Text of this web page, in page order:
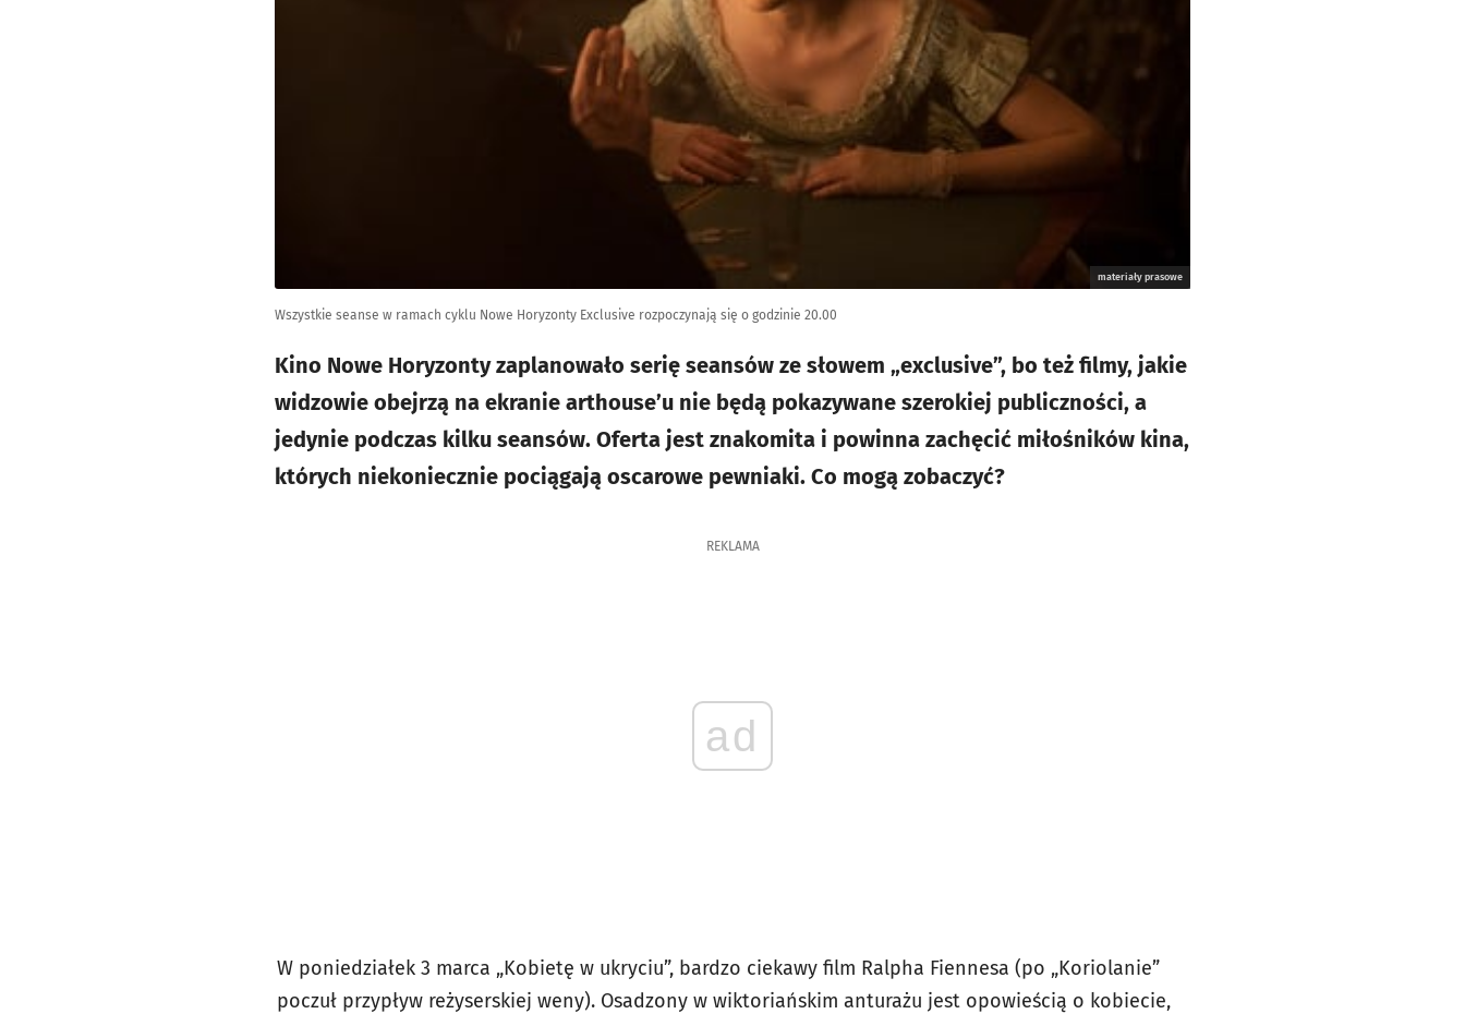
materiały prasowe
Wszystkie seanse w ramach cyklu Nowe Horyzonty Exclusive rozpoczynają się o godzinie 20.00
Kino Nowe Horyzonty zaplanowało serię seansów ze słowem „exclusive”, bo też filmy, jakie
widzowie obejrzą na ekranie arthouse’u nie będą pokazywane szerokiej publiczności, a
jedynie podczas kilku seansów. Oferta jest znakomita i powinna zachęcić miłośników kina,
których niekoniecznie pociągają oscarowe pewniaki. Co mogą zobaczyć?
REKLAMA
ad
W poniedziałek 3 marca „Kobietę w ukryciu”, bardzo ciekawy film Ralpha Fiennesa (po „Koriolanie”
poczuł przypływ reżyserskiej weny). Osadzony w wiktoriańskim anturażu jest opowieścią o kobiecie,